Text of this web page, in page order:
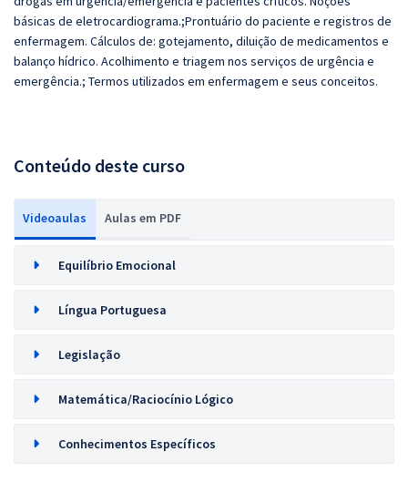
básicas de eletrocardiograma.;Prontuário do paciente e registros de
enfermagem. Cálculos de: gotejamento, diluição de medicamentos e
balanço hídrico. Acolhimento e triagem nos serviços de urgência e
emergência.; Termos utilizados em enfermagem e seus conceitos.
Conteúdo deste curso
Videoaulas Aulas em PDF
Equilíbrio Emocional
Língua Portuguesa
Legislação
Matemática/Raciocínio Lógico
Conhecimentos Específicos